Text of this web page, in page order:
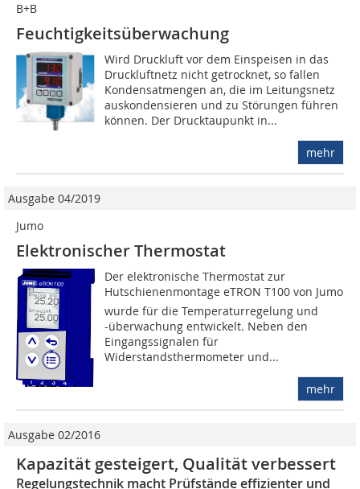
B+B
Feuchtigkeitsüberwachung
Wird Druckluft vor dem Einspeisen in das
Druckluftnetz nicht getrocknet, so fallen
Kondensatmengen an, die im Leitungsnetz
auskondensieren und zu Störungen führen
können. Der Drucktaupunkt in...
mehr
Ausgabe 04/2019
Jumo
Elektronischer Thermostat
Der elektronische Thermostat zur
Hutschienenmontage eTRON T100 von Jumo
wurde für die Temperaturregelung und
-überwachung entwickelt. Neben den
Eingangssignalen für
Widerstandsthermometer und...
mehr
Ausgabe 02/2016
Kapazität gesteigert, Qualität verbessert
Regelungstechnik macht Prüfstände effizienter und